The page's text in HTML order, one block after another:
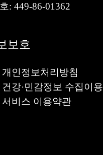
: 449-86-01362
보호
인정보처리방침
강·민감정보 수집이용
비스 이용약관